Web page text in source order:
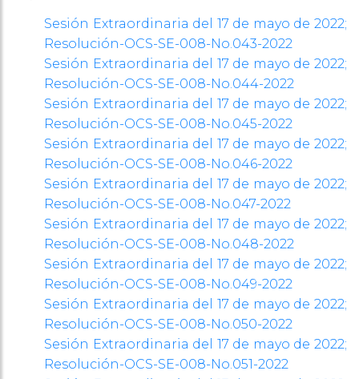
Sesión Extraordinaria del 17 de mayo de 2022;
Resolución-OCS-SE-008-No.043-2022
Sesión Extraordinaria del 17 de mayo de 2022;
Resolución-OCS-SE-008-No.044-2022
Sesión Extraordinaria del 17 de mayo de 2022;
Resolución-OCS-SE-008-No.045-2022
Sesión Extraordinaria del 17 de mayo de 2022;
Resolución-OCS-SE-008-No.046-2022
Sesión Extraordinaria del 17 de mayo de 2022;
Resolución-OCS-SE-008-No.047-2022
Sesión Extraordinaria del 17 de mayo de 2022;
Resolución-OCS-SE-008-No.048-2022
Sesión Extraordinaria del 17 de mayo de 2022;
Resolución-OCS-SE-008-No.049-2022
Sesión Extraordinaria del 17 de mayo de 2022;
Resolución-OCS-SE-008-No.050-2022
Sesión Extraordinaria del 17 de mayo de 2022;
Resolución-OCS-SE-008-No.051-2022